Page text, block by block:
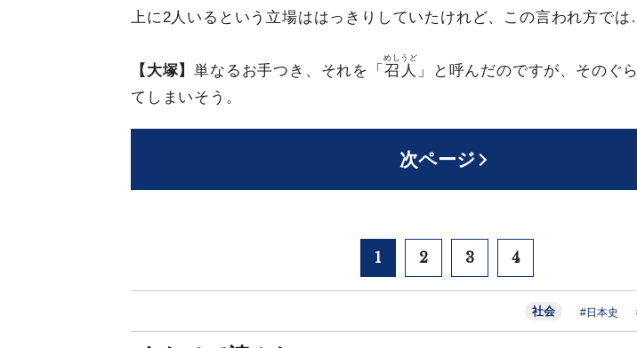
上に2人いるという立場ははっきりしていたけれど、この言われ方で
【大塚】単なるお手つき、それを「 召人
めしうど
」と呼んだのですが、そのぐ
てしまいそう。
次ページ
1 2 3 4
社会 #日本史